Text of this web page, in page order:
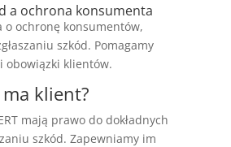
a ochrona konsumenta
o ochronę konsumentów,
szkód. Pomagamy
obowiązki klientów.
ma klient?
mają prawo do dokładnych
szkód. Zapewniamy im